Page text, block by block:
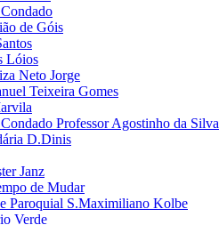
de Góis
Lóios
Neto Jorge
Teixeira Gomes
Professor Agostinho da Silva
D.Dinis
Janz
de Mudar
Paroquial S.Maximiliano Kolbe
Verde